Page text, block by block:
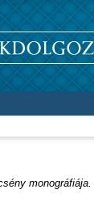
monográfiája.